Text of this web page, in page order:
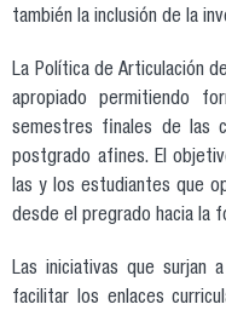
también la inclusión de la
La Política de Articulación
apropiado permitiendo
semestres finales de las
postgrado afines. El
las y los estudiantes que
desde el pregrado hacia la
Las iniciativas que surjan
facilitar los enlaces